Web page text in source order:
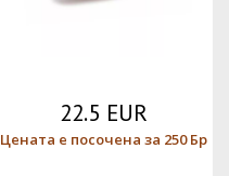
22.5 EUR
Цената е посочена за 250 Бр